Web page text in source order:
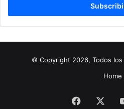
© Copyright 2026, Todos
Home
Facebook